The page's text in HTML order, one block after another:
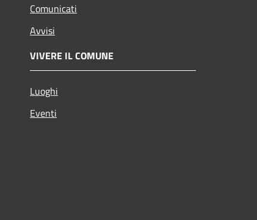
Comunicati
Avvisi
VIVERE IL COMUNE
Luoghi
Eventi